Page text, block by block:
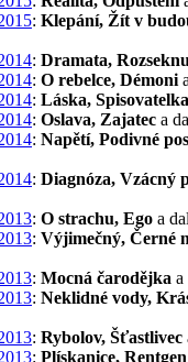
: Klepání, Žít v
: Dramata,
: O rebelce, Démoni
: Láska, Spisovatelka
: Oslava, Zajatec a
: Napětí, Podivné
: Diagnóza, Vzácný
: O strachu, Ego a
: Výjimečný, Černé
: Mocná čarodějka a
: Neklidné vody,
: Rybolov, Šťastlivec
: Plískanice, Rentgen